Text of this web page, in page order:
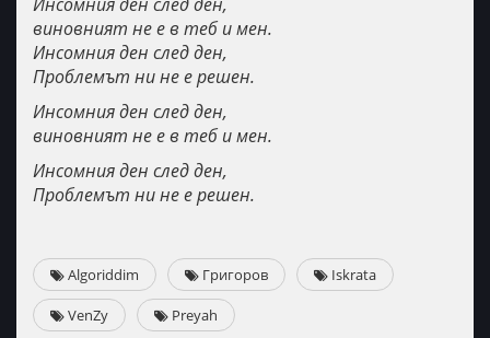
Инсомния ден след ден,
виновният не е в теб и мен.
Инсомния ден след ден,
Проблемът ни не е решен.
Инсомния ден след ден,
виновният не е в теб и мен.
Инсомния ден след ден,
Проблемът ни не е решен.
Algoriddim Григоров Iskrata
VenZy Preyah